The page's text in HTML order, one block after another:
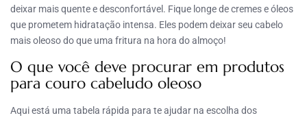
deixar mais quente e desconfortável. Fique longe de cremes e óleos
que prometem hidratação intensa. Eles podem deixar seu cabelo
mais oleoso do que uma fritura na hora do almoço!
O que você deve procurar em produtos
para couro cabeludo oleoso
Aqui está uma tabela rápida para te ajudar na escolha dos